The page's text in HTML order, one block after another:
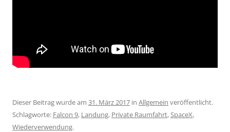
Dieser Beitrag wurde am 31. März 2017 in Allgemein veröffentlicht.
Schlagworte: Falcon 9, Landung, Private Raumfahrt,SpaceX,
Wiederverwendung.